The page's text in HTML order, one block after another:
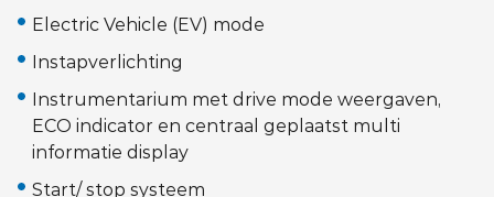
Electric Vehicle (EV) mode
Instapverlichting
Instrumentarium met drive mode weergaven,
ECO indicator en centraal geplaatst multi
informatie display
Start/ stop systeem